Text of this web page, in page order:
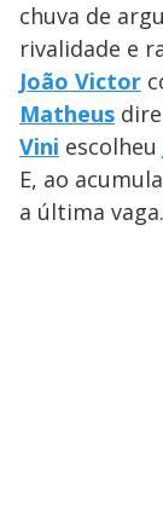
chuva de
rivalidade e
João Victor
Matheus
Vini escolheu
E, ao
a última vaga.